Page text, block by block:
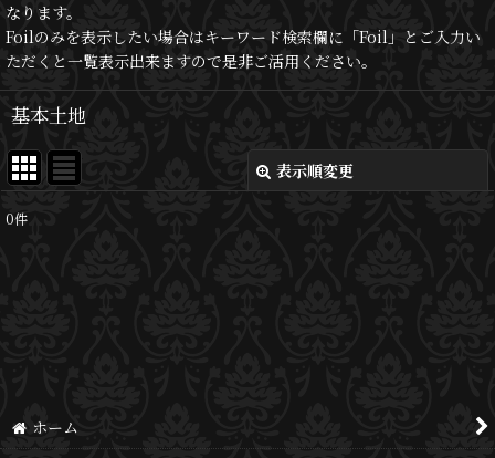
なります。
Foilのみを表示したい場合はキーワード検索欄に「Foil」とご入力い
ただくと一覧表示出来ますので是非ご活用ください。
基本土地
表示順変更
表示数
0件
ホーム